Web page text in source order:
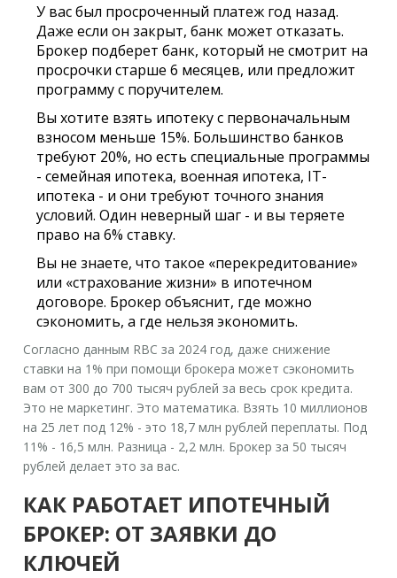
У вас был просроченный платеж год назад.
Даже если он закрыт, банк может отказать.
Брокер подберет банк, который не смотрит на
просрочки старше 6 месяцев, или предложит
программу с поручителем.
Вы хотите взять ипотеку с первоначальным
взносом меньше 15%. Большинство банков
требуют 20%, но есть специальные программы
- семейная ипотека, военная ипотека, IT-
ипотека - и они требуют точного знания
условий. Один неверный шаг - и вы теряете
право на 6% ставку.
Вы не знаете, что такое «перекредитование»
или «страхование жизни» в ипотечном
договоре. Брокер объяснит, где можно
сэкономить, а где нельзя экономить.
Согласно данным RBC за 2024 год, даже снижение
ставки на 1% при помощи брокера может сэкономить
вам от 300 до 700 тысяч рублей за весь срок кредита.
Это не маркетинг. Это математика. Взять 10 миллионов
на 25 лет под 12% - это 18,7 млн рублей переплаты. Под
11% - 16,5 млн. Разница - 2,2 млн. Брокер за 50 тысяч
рублей делает это за вас.
КАК РАБОТАЕТ ИПОТЕЧНЫЙ
БРОКЕР: ОТ ЗАЯВКИ ДО
КЛЮЧЕЙ